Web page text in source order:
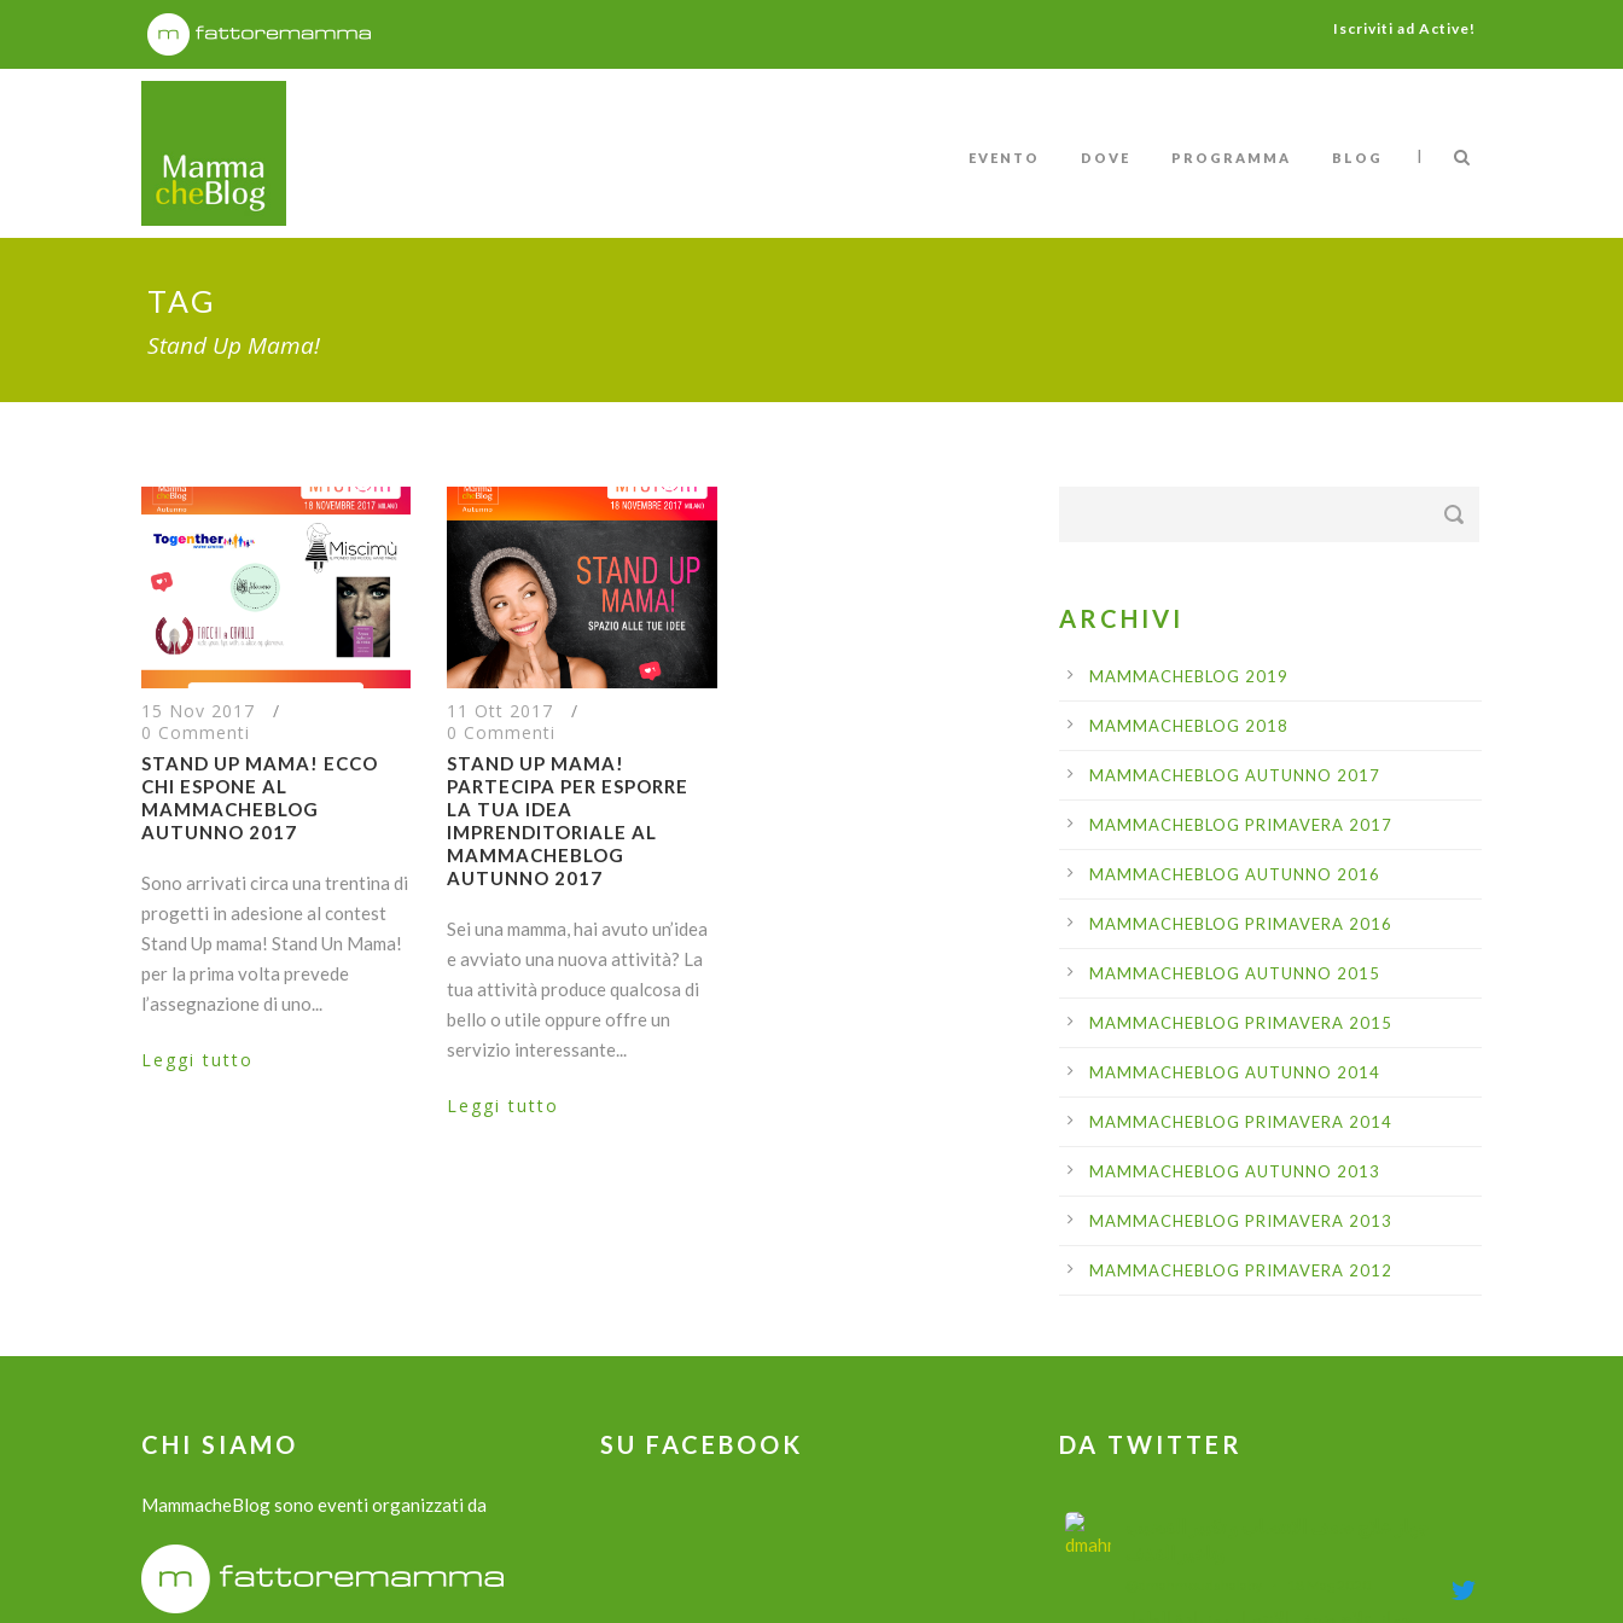
Iscriviti ad Active!
EVENTO DOVE PROGRAMMA BLOG |
TAG
Stand Up Mama!
15 Nov 2017
/
0 Commenti
STAND UP MAMA! ECCO
CHI ESPONE AL
MAMMACHEBLOG
AUTUNNO 2017
Sono arrivati circa una trentina di
progetti in adesione al contest
Stand Up mama! Stand Un Mama!
per la prima volta prevede
l’assegnazione di uno...
Leggi tutto
11 Ott 2017
/
0 Commenti
STAND UP MAMA!
PARTECIPA PER ESPORRE
LA TUA IDEA
IMPRENDITORIALE AL
MAMMACHEBLOG
AUTUNNO 2017
Sei una mamma, hai avuto un’idea
e avviato una nuova attività? La
tua attività produce qualcosa di
bello o utile oppure offre un
servizio interessante...
Leggi tutto
ARCHIVI
MAMMACHEBLOG 2019
MAMMACHEBLOG 2018
MAMMACHEBLOG AUTUNNO 2017
MAMMACHEBLOG PRIMAVERA 2017
MAMMACHEBLOG AUTUNNO 2016
MAMMACHEBLOG PRIMAVERA 2016
MAMMACHEBLOG AUTUNNO 2015
MAMMACHEBLOG PRIMAVERA 2015
MAMMACHEBLOG AUTUNNO 2014
MAMMACHEBLOG PRIMAVERA 2014
MAMMACHEBLOG AUTUNNO 2013
MAMMACHEBLOG PRIMAVERA 2013
MAMMACHEBLOG PRIMAVERA 2012
CHI SIAMO
MammacheBlog sono eventi organizzati da
SU FACEBOOK DA TWITTER